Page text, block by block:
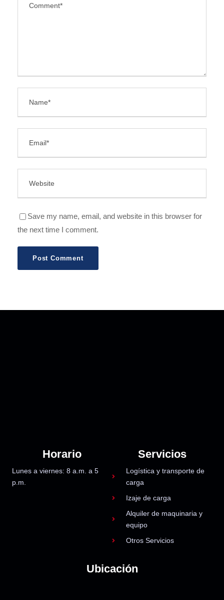
Save my name, email, and website in this browser for
the next time I comment.
Horario
Lunes a viernes: 8 a.m. a 5
p.m.
Servicios
Logística y transporte de
carga
Izaje de carga
Alquiler de maquinaria y
equipo
Otros Servicios
Ubicación